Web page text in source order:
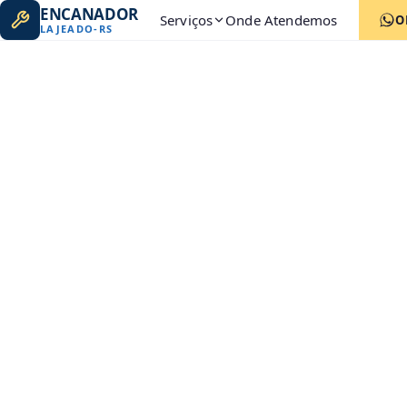
ENCANADOR
LAJEADO- RS Serviços Onde Atendemos